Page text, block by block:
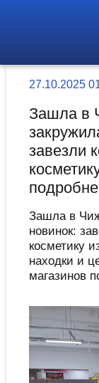
27.10.2025
Зашла в
завезли
Зашла в
новинок:
косметику
находки и
магазинов